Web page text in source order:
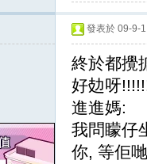
發表於 09-9-
終於都攪
好攰呀
進進媽:
我問矇仔
你, 等佢